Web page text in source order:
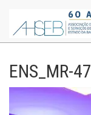
ENS_MR-47